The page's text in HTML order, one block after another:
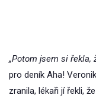
„Potom jsem si řekla,
pro deník Aha!
zranila, lékaři jí řekli,